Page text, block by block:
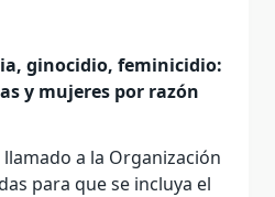
ginocidio, feminicidio:
y mujeres por razón
a la Organización
para que se incluya el